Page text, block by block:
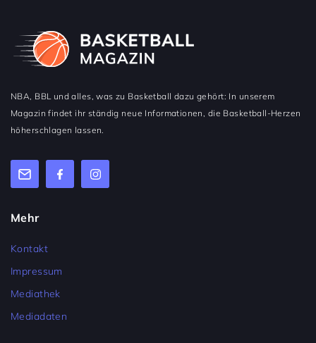
NBA, BBL und alles, was zu Basketball dazu gehört: In unserem
Magazin findet ihr ständig neue Informationen, die Basketball-Herzen
höherschlagen lassen.
Mehr
Kontakt
Impressum
Mediathek
Mediadaten